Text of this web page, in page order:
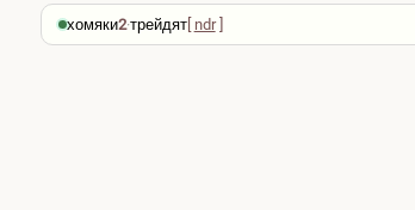
хомяки2·трейдят[ ndr]